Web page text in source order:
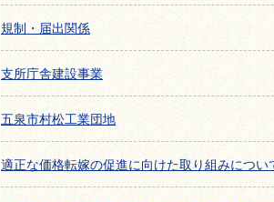
規制・届出関係
支所庁舎建設事業
五泉市村松工業団地
適正な価格転嫁の促進に向けた取り組みについ